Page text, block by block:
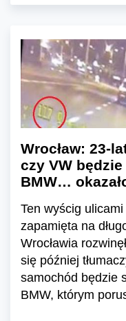
Wrocław: 23-
czy VW
BMW…
Ten wyścig
zapamięta na
Wrocławia
się później
samochód będzie
BMW, którym